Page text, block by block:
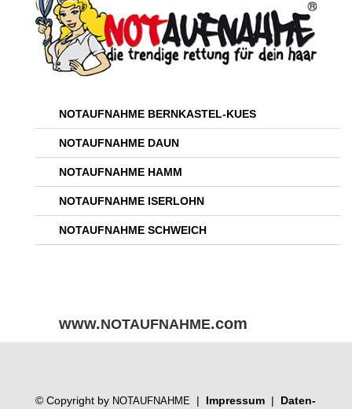
NOTAUFNAHME BERNKASTEL-KUES
NOTAUFNAHME DAUN
NOTAUFNAHME HAMM
NOTAUFNAHME ISERLOHN
NOTAUFNAHME SCHWEICH
www.NOTAUFNAHME.com
© Copy­right by NOTAUFNAHME | Impres­sum | Daten­